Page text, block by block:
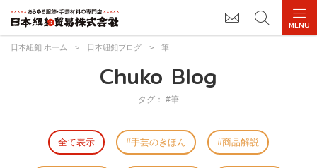
日本紐釦 ホーム > 日本紐釦ブログ > 筆
Chuko Blog
タグ： #筆
全て表示 手芸のきほん 商品解説